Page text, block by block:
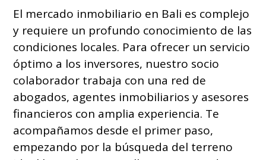
El mercado inmobiliario en Bali es complejo
y requiere un profundo conocimiento de las
condiciones locales. Para ofrecer un servicio
óptimo a los inversores, nuestro socio
colaborador trabaja con una red de
abogados, agentes inmobiliarios y asesores
financieros con amplia experiencia. Te
acompañamos desde el primer paso,
empezando por la búsqueda del terreno